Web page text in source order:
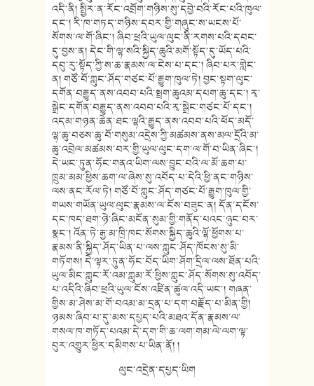
འདི་ནི། སྤྱིར་ན་རོང་འབྲོག་གཉིས་སུ་དབྱེ་བའི་རོང་པའི་ཁུལ་
དང་། རི་ཁ་གཏད་གཉིས་དབར་གྱི་གཞུང་ས་ཡངས་པོ་
སོགས་ལ་གོ་ཞིང་། ཞིབ་ཕྲའི་ཡུལ་ལུང་ནི་རགས་པའི་དབང་
དུ་བྱས་ན། དེང་གི་ལྷ་སའི་སྐྱིད་ཆུའི་མགོ་སྟོད་དུ་ཡོད་པའི་
དབུ་རུ་སྟོད་ཀྱི་ས་ཆ་རྣམས་ལ་ངེས་པ་དང་། ཞིབ་པར་གླེང་
ན། གཙོ་བོ་ཀླུང་ཤོད་གཙང་པོ་རྒྱུག་ཁུལ་ཏེ། བྱང་སྟག་ལུང་
དགོན་བརྒྱུད་ནས་འབབ་པའི་སྤྲག་ཆུའམ་དཔག་ཆུ་དང་། རྭ་
སྒྲེང་དགོན་བརྒྱུད་ནས་འབབ་པའི་རྭ་སྒྲེང་གཙང་པོ་དང་།
འདམ་གཉན་ཆེན་ཐང་ལྷའི་རྒྱུད་ནས་འབབ་པའི་ཕོད་མདོ་
ལྷ་ཆུ་བཅས་ཆུ་བོ་གསུམ་འདྲེས་ཀྱི་མཚམས་ནས་མལ་དྲོའི་མ་
ཆུ་འབྲེལ་མཚམས་བར་གྱི་ཡུལ་ལུང་དག་ལ་གོ་བ་ཡིན་ཞིང་།
དེ་ཡང་ཏུན་ཧོང་གནའ་ཡིག་ལས་བྱུང་བའི་ལ་མོ་ཆག་པ་
ཁྲུམ་མམ་ཕྱིས་ཆག་ལ་ཞེས་སུ་འབོད་པ་དེའི་ཕྱི་ནང་གཉིས་
ལས་ནང་རོལ་ཏེ། གཙོ་བོ་ཀླུང་ཤོད་གཙང་པོ་རྒྱུག་ཁུལ་གྱི་
གཡས་གཡོན་ཡུལ་ལུང་རྣམས་ལ་ངོས་བཟུང་ན། དོན་དངོས་
དང་ཁད་ཐག་ཉེ་ཞིང་མངོན་སུམ་གྱི་གནོད་པའང་ཉུང་བར་
སྣང་། འོན་ཏེ་རྒྱ་མ་ཁྲི་ཁང་སོགས་སྐྱིད་ཆུའི་ལྷོ་ཕྱོགས་པ་
རྣམས་ནི་སྐྱིད་ཤོད་ཡིན་པ་ལས་ཀླུང་ཤོད་ཁོངས་སུ་མི་
གཏོགས། དེ་ལྟར་ཏུན་ཧོང་བོད་ཡིག་ཤོག་དྲིལ་ལས་ཐོན་པའི་
ཡུལ་མིང་ཀླུང་རོ་འམ་ཀླུམ་རོ་ཕྱིས་ཀླུང་ཤོད་སོགས་སུ་འབོད་
པ་འདིའི་ཞིབ་ཕྲའི་ཡུལ་ངོས་འཛིན་ཚུལ་འདི་ཡང་། གཞན་
གྱིས་མ་ཤེས་མ་གོ་བའམ་མ་དྲན་པ་དག་བརྗོད་པ་མིན་གྱི།
ཉམས་ཞིབ་པ་དུ་མས་དཔྱད་པའི་མཐའ་དོན་རྣམས་ལ་
གསལ་ཁ་གཏོད་པའམ་དེ་དག་གི་ཆ་ལག་གམ་ལེ་ལག་ལྟ་
བུར་འགྱུར་ཕྱིར་དམིགས་པ་ཡིན་ནོ། །
ལུང་འདྲེན་དཔྱད་ཡིག